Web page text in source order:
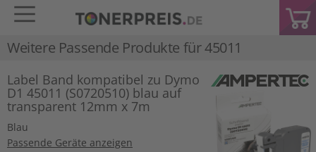
Weitere Passende Produkte für45011
Label Band kompatibel zu Dymo
D1 45011 (S0720510) blau auf
transparent 12mm x 7m
Blau
Passende Geräte anzeigen